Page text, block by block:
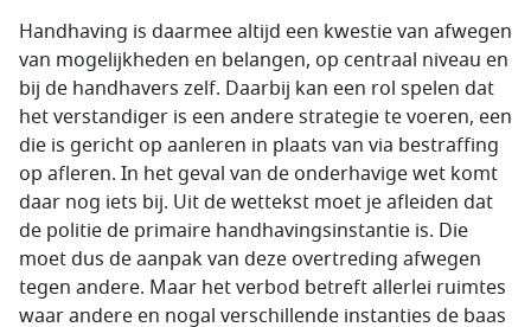
Handhaving is daarmee altijd een kwestie van afwegen
van mogelijkheden en belangen, op centraal niveau en
bij de handhavers zelf. Daarbij kan een rol spelen dat
het verstandiger is een andere strategie te voeren, een
die is gericht op aanleren in plaats van via bestraffing
op afleren. In het geval van de onderhavige wet komt
daar nog iets bij. Uit de wettekst moet je afleiden dat
de politie de primaire handhavingsinstantie is. Die
moet dus de aanpak van deze overtreding afwegen
tegen andere. Maar het verbod betreft allerlei ruimtes
waar andere en nogal verschillende instanties de baas